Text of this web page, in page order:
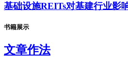
基础设施REITs对基建行业影
书籍展示
文章作法